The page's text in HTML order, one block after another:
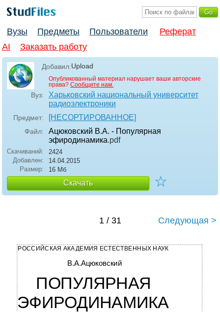
Вузы Предметы Пользователи
Реферат
AI
Заказать работу
Добавил:Upload
Опубликованный материал нарушает ваши авторские
права? Сообщите нам.
Вуз:
Харьковский национальный университет
радиоэлектроники
Предмет: [НЕСОРТИРОВАННОЕ]
Файл:
Ацюковский В.А. - Популярная
эфиродинамика.pdf
Скачиваний:
2424
Добавлен:
14.04.2015
Размер:
16 Мб
Скачать ☆
1 / 31 Следующая >
РОССИЙСКАЯ АКАДЕМИЯ ЕСТЕСТВЕННЫХ НАУК
В.А.Ацюковский
ПОПУЛЯРНАЯ
ЭФИРОДИНАМИКА